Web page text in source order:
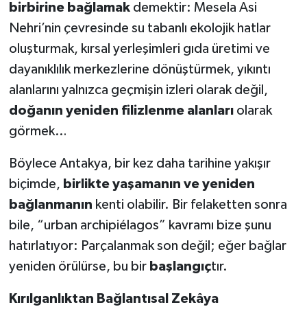
birbirine bağlamakdemektir: Mesela Asi
Nehri’nin çevresinde su tabanlı ekolojik hatlar
oluşturmak, kırsal yerleşimleri gıda üretimi ve
dayanıklılık merkezlerine dönüştürmek, yıkıntı
alanlarını yalnızca geçmişin izleri olarak değil,
doğanın yeniden filizlenme alanlarıolarak
görmek…
Böylece Antakya, bir kez daha tarihine yakışır
biçimde, birlikte yaşamanın ve yeniden
bağlanmanın kenti olabilir. Bir felaketten sonra
bile, “urban archipiélagos” kavramı bize şunu
hatırlatıyor: Parçalanmak son değil; eğer bağlar
yeniden örülürse, bu bir başlangıçtır.
Kırılganlıktan Bağlantısal Zekâya